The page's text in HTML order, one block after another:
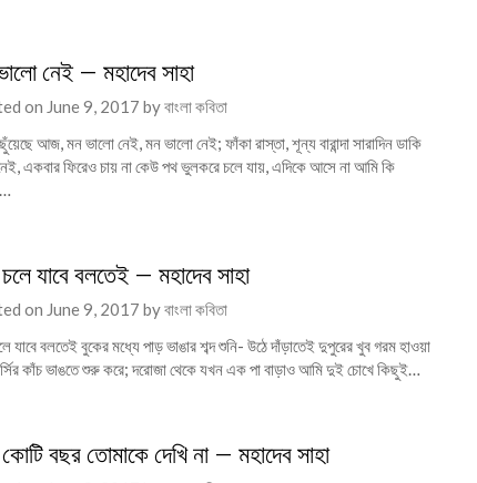
নেই – মহাদেব সাহা
on June 9, 2017 byবাংলা কবিতা
ছুঁয়েছে আজ, মন ভালো নেই, মন ভালো নেই; ফাঁকা রাস্তা, শূন্য বারান্দা সারাদিন ডাকি
একবার ফিরেও চায় না কেউ পথ ভুলকরে চলে যায়, এদিকে আসে না আমি কি
যাবে বলতেই – মহাদেব সাহা
on June 9, 2017 byবাংলা কবিতা
যাবে বলতেই বুকের মধ্যে পাড় ভাঙার শব্দ শুনি- উঠে দাঁড়াতেই দুপুরের খুব গরম হাওয়া
কাঁচ ভাঙতে শুরু করে; দরোজা থেকে যখন এক পা বাড়াও আমি দুই চোখে কিছুই…
বছর তোমাকে দেখি না – মহাদেব সাহা